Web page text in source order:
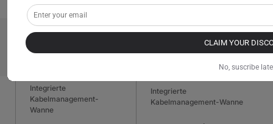
(Innen) MDF
(Innen) MDF mit Stahl
Stromversorgungssäule
Integrierte
Kabelmanagement-
Wanne
Integrierte
Kabelmanagement-Wanne
CLAIM YOUR
No, suscribe